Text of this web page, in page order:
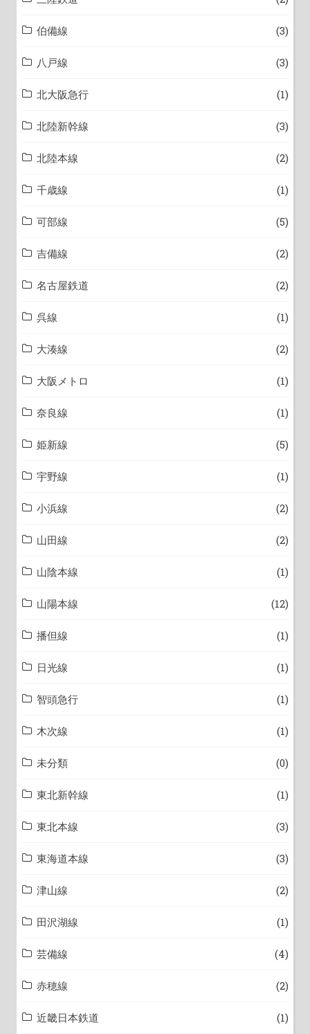
伯備線 (3)
八戸線 (3)
北大阪急行 (1)
北陸新幹線 (3)
北陸本線 (2)
千歳線 (1)
可部線 (5)
吉備線 (2)
名古屋鉄道 (2)
呉線 (1)
大湊線 (2)
大阪メトロ (1)
奈良線 (1)
姫新線 (5)
宇野線 (1)
小浜線 (2)
山田線 (2)
山陰本線 (1)
山陽本線 (12)
播但線 (1)
日光線 (1)
智頭急行 (1)
木次線 (1)
未分類 (0)
東北新幹線 (1)
東北本線 (3)
東海道本線 (3)
津山線 (2)
田沢湖線 (1)
芸備線 (4)
赤穂線 (2)
近畿日本鉄道 (1)